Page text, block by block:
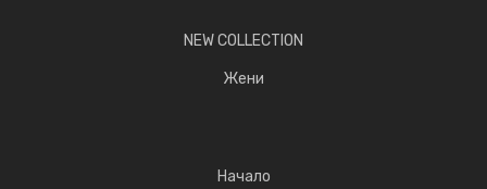
NEW COLLECTION
Жени
Начало